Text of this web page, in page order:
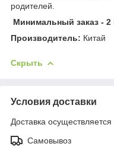
родителей.
Минимальный заказ - 2
Производитель: Китай
Скрыть
Условия доставки
Доставка
Самовывоз